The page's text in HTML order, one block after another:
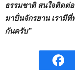
ธรรมชาติ สนใจติดต่อ
มาปั่นจักรยาน เรามีที่
กันครับ”